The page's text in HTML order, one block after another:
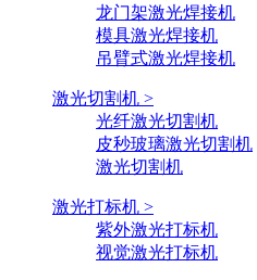
龙门架激光焊接机
模具激光焊接机
吊臂式激光焊接机
激光切割机 >
光纤激光切割机
皮秒玻璃激光切割机
激光切割机
激光打标机 >
紫外激光打标机
视觉激光打标机